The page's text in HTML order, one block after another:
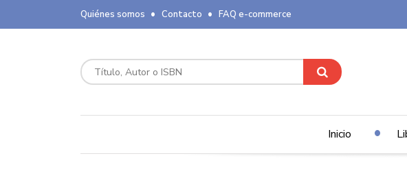
Quiénes somos Contacto FAQ e-commerce
Inicio